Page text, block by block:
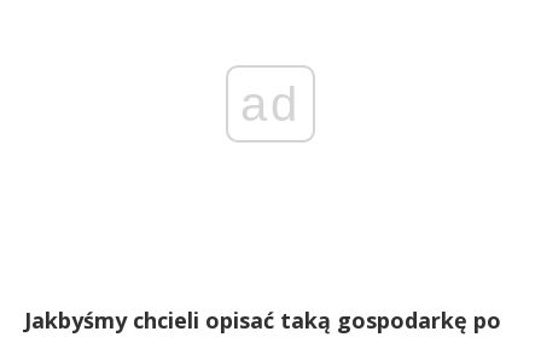
ad
Jakbyśmy chcieli opisać taką gospodarkę po